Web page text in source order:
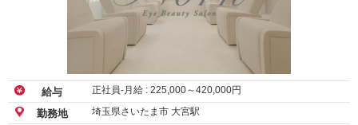
給与 正社員-月給 : 225,000～420,000円
勤務地 埼玉県さいたま市 大宮駅